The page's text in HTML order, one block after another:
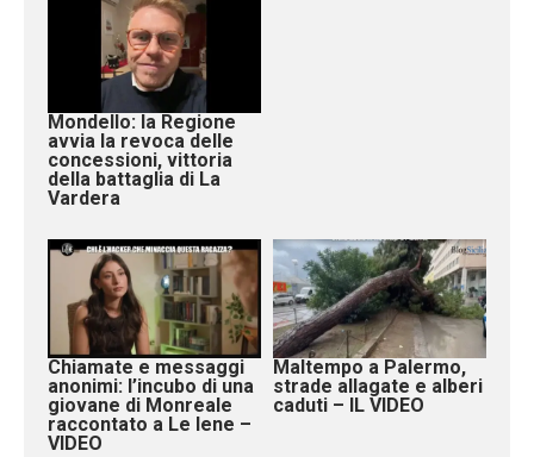
Mondello: la Regione
avvia la revoca delle
concessioni, vittoria
della battaglia di La
Vardera
Chiamate e messaggi
anonimi: l’incubo di una
giovane di Monreale
raccontato a Le Iene –
VIDEO
Maltempo a Palermo,
strade allagate e alberi
caduti – IL VIDEO